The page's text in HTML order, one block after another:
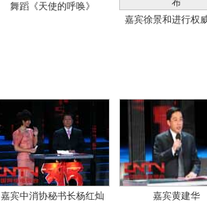
舞蹈《天使的呼唤》
嘉宾徐景和进行权
嘉宾中消协秘书长杨红灿 嘉宾黄建华